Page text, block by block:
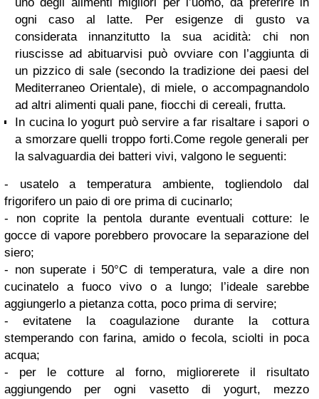
ogni caso al latte. Per esigenze di gusto va
considerata innanzitutto la sua acidità: chi non
riuscisse ad abituarvisi può ovviare con l’aggiunta di
un pizzico di sale (secondo la tradizione dei paesi del
Mediterraneo Orientale), di miele, o accompagnandolo
ad altri alimenti quali pane, fiocchi di cereali, frutta.
In cucina lo yogurt può servire a far risaltare i sapori o
a smorzare quelli troppo forti.Come regole generali per
la salvaguardia dei batteri vivi, valgono le seguenti:
- usatelo a temperatura ambiente, togliendolo dal
frigorifero un paio di ore prima di cucinarlo;
- non coprite la pentola durante eventuali cotture: le
gocce di vapore porebbero provocare la separazione del
siero;
- non superate i 50°C di temperatura, vale a dire non
cucinatelo a fuoco vivo o a lungo; l’ideale sarebbe
aggiungerlo a pietanza cotta, poco prima di servire;
- evitatene la coagulazione durante la cottura
stemperando con farina, amido o fecola, sciolti in poca
acqua;
- per le cotture al forno, migliorerete il risultato
aggiungendo per ogni vasetto di yogurt, mezzo